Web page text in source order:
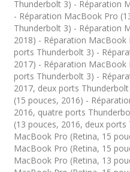
Thunderbolt 3) - Réparation
- Réparation MacBook Pro
Thunderbolt 3) - Réparation
2018) - Réparation
ports Thunderbolt 3) -
2017) - Réparation
ports Thunderbolt 3) -
2017, deux ports
(15 pouces, 2016) -
2016, quatre ports
(13 pouces, 2016, deux
MacBook Pro (Retina, 15
MacBook Pro (Retina, 15
MacBook Pro (Retina, 13